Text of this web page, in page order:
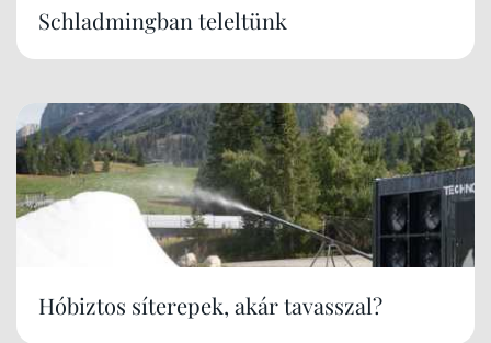
Schladmingban teleltünk
Hóbiztos síterepek, akár tavasszal?